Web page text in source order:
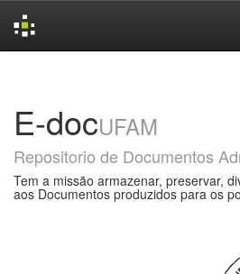
E-docUFAM
Repositorio de Documentos
Tem a missão armazenar, preservar,
aos Documentos produzidos para os